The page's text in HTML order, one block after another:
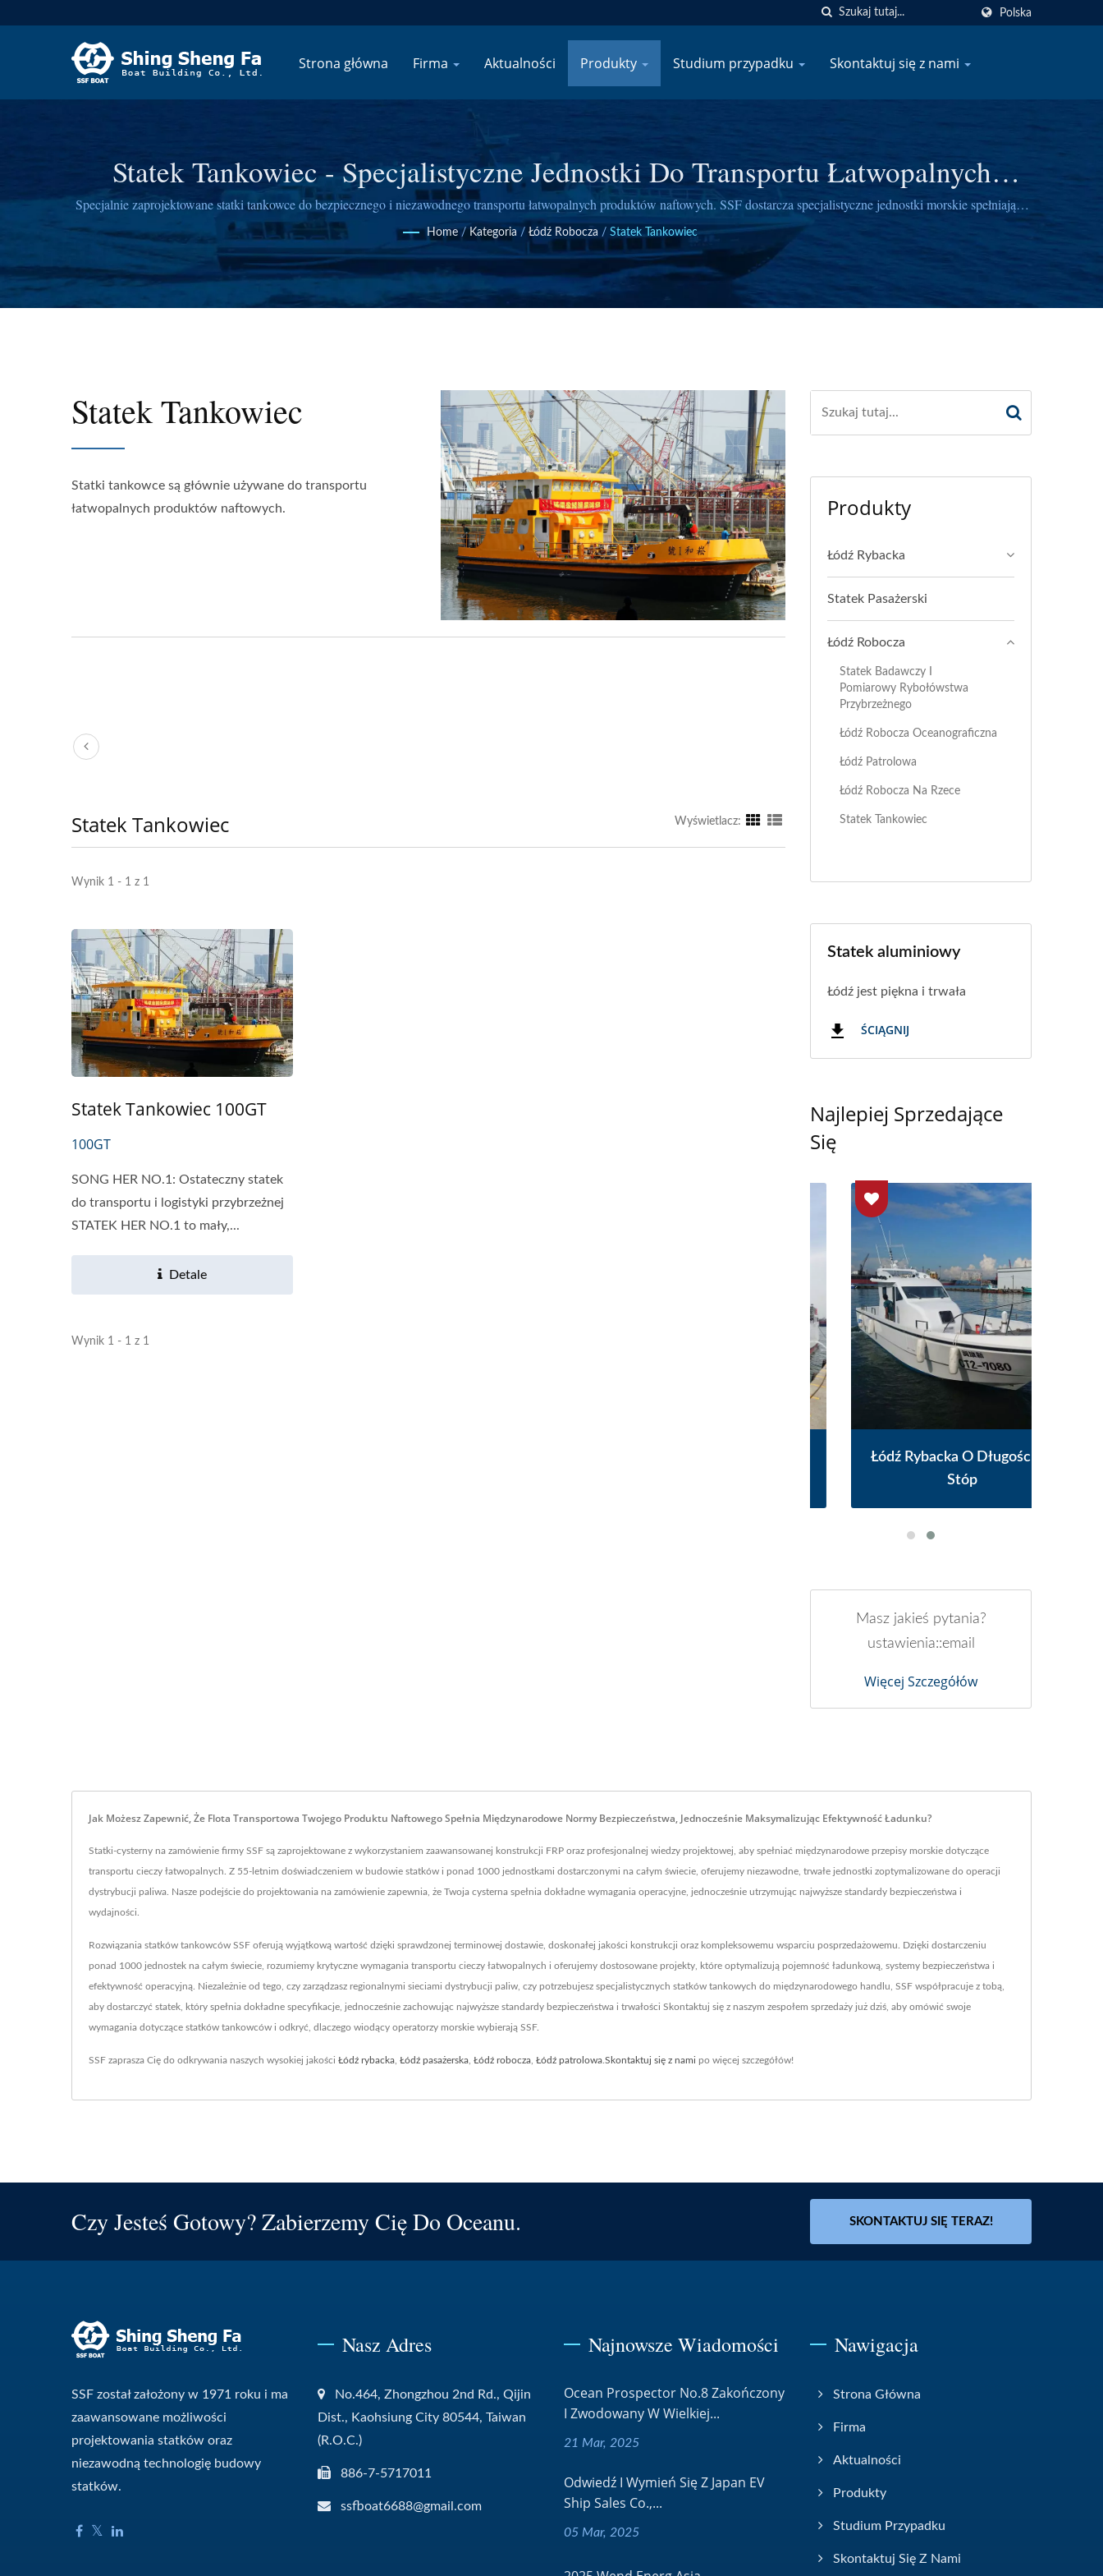
Polska
Strona główna Firma Aktualności Produkty Studium przypadku Skontaktuj się z nami
Statek Tankowiec - Specjalistyczne Jednostki Do Transportu Łatwopalnych
Produktów Naftowych
Specjalnie zaprojektowane statki tankowce do bezpiecznego i niezawodnego transportu łatwopalnych produktów naftowych. SSF dostarcza specjalistyczne jednostki morskie spełniające
międzynarodowe standardy morskie z 55-letnim doświadczeniem w budowie statków.
Home / Kategoria / Łódź Robocza / Statek Tankowiec
Statek Tankowiec
Statki tankowce są głównie używane do transportu
łatwopalnych produktów naftowych.
Statek Tankowiec Wyświetlacz:
Wynik 1 - 1 z 1
Statek Tankowiec 100GT
100GT
SONG HER NO.1: Ostateczny statek
do transportu i logistyki przybrzeżnej
STATEK HER NO.1 to mały,...
Detale
Wynik 1 - 1 z 1
Produkty
Łódź Rybacka
Statek Pasażerski
Łódź Robocza
Statek Badawczy I
Pomiarowy Rybołówstwa
Przybrzeżnego
Łódź Robocza Oceanograficzna
Łódź Patrolowa
Łódź Robocza Na Rzece
Statek Tankowiec
Statek aluminiowy
Łódź jest piękna i trwała
ŚCIĄGNIJ
Najlepiej Sprzedające
Się
Łódź Rybacka O Długości 48
Masz jakieś pytania?
ustawienia::email
Więcej Szczegółów
Jak Możesz Zapewnić, Że Flota Transportowa Twojego Produktu Naftowego Spełnia Międzynarodowe Normy Bezpieczeństwa, Jednocześnie Maksymalizując Efektywność Ładunku?
Statki-cysterny na zamówienie firmy SSF są zaprojektowane z wykorzystaniem zaawansowanej konstrukcji FRP oraz profesjonalnej wiedzy projektowej, aby spełniać międzynarodowe przepisy morskie dotyczące
transportu cieczy łatwopalnych. Z 55-letnim doświadczeniem w budowie statków i ponad 1000 jednostkami dostarczonymi na całym świecie, oferujemy niezawodne, trwałe jednostki zoptymalizowane do operacji
dystrybucji paliwa. Nasze podejście do projektowania na zamówienie zapewnia, że Twoja cysterna spełnia dokładne wymagania operacyjne, jednocześnie utrzymując najwyższe standardy bezpieczeństwa i
wydajności.
Rozwiązania statków tankowców SSF oferują wyjątkową wartość dzięki sprawdzonej terminowej dostawie, doskonałej jakości konstrukcji oraz kompleksowemu wsparciu posprzedażowemu. Dzięki dostarczeniu
ponad 1000 jednostek na całym świecie, rozumiemy krytyczne wymagania transportu cieczy łatwopalnych i oferujemy dostosowane projekty, które optymalizują pojemność ładunkową, systemy bezpieczeństwa i
efektywność operacyjną. Niezależnie od tego, czy zarządzasz regionalnymi sieciami dystrybucji paliw, czy potrzebujesz specjalistycznych statków tankowych do międzynarodowego handlu, SSF współpracuje z tobą,
aby dostarczyć statek, który spełnia dokładne specyfikacje, jednocześnie zachowując najwyższe standardy bezpieczeństwa i trwałości Skontaktuj się z naszym zespołem sprzedaży już dziś, aby omówić swoje
wymagania dotyczące statków tankowców i odkryć, dlaczego wiodący operatorzy morskie wybierają SSF.
SSF zaprasza Cię do odkrywania naszych wysokiej jakości Łódź rybacka Łódź pasażerska Łódź robocza Łódź patrolowa Skontaktuj się z nami po więcej szczegółów!
Czy Jesteś Gotowy? Zabierzemy Cię Do Oceanu. SKONTAKTUJ SIĘ TERAZ!
SSF został założony w 1971 roku i ma
zaawansowane możliwości
projektowania statków oraz
niezawodną technologię budowy
statków.
Nasz Adres
No.464, Zhongzhou 2nd Rd., Qijin
Dist., Kaohsiung City 80544, Taiwan
(R.O.C.)
886-7-5717011
ssfboat6688@gmail.com
Najnowsze Wiadomości
Ocean Prospector No.8 Zakończony
I Zwodowany W Wielkiej...
21 Mar, 2025
Odwiedź I Wymień Się Z Japan EV
Ship Sales Co.,...
05 Mar, 2025
Nawigacja
Strona Główna
Firma
Aktualności
Produkty
Studium Przypadku
Skontaktuj Się Z Nami